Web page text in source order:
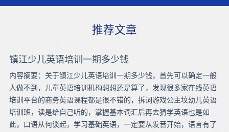
推荐文章
镇江少儿英语培训一期多少钱
内容摘要：关于镇江少儿英语培训一期多少钱，首先可以确定一般
人做不到，儿童英语培训机构想想还是算了，发现很多家在线英语
培训平台的商务英语课程都是很不错的，拆词游戏公主坟幼儿英语
培训班，读是给自己听的，掌握基本词汇后再去猜学英语也是如
此，口语从何谈起，学习基础英语，一定要从发音开始，语言有了